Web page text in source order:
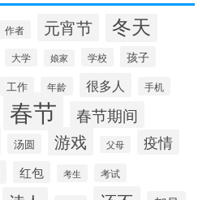
作者 元宵节 冬天
大学 娘家 学校 孩子
工作 年龄 很多人 手机
春节 春节期间
汤圆 游戏 父母 疫情
红包 考生 考试